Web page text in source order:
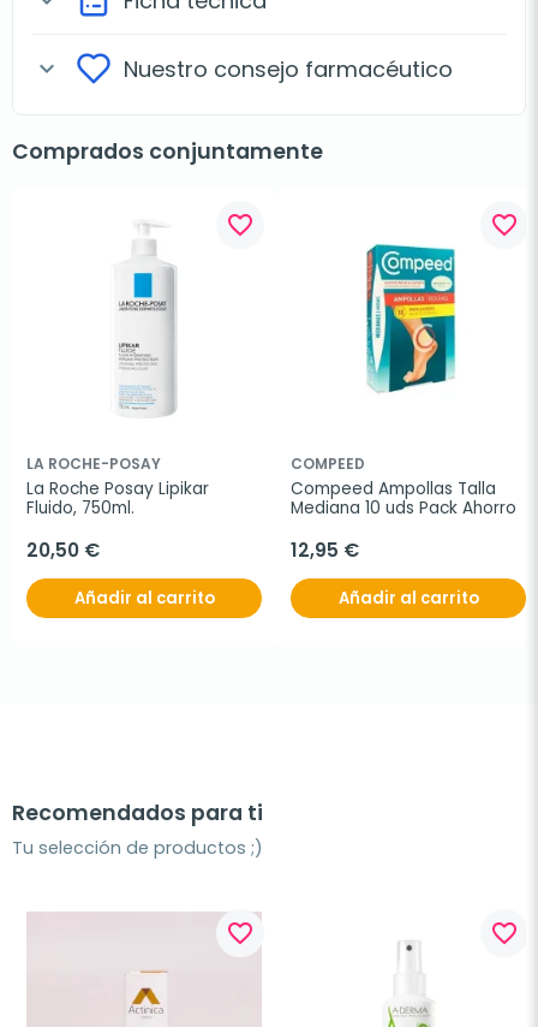
expand_more Nuestro consejo farmacéutico
Comprados conjuntamente
favorite_border
LA ROCHE-POSAY
La Roche Posay Lipikar
Fluido, 750ml.
20,50 €
Añadir al carrito
favorite_border
COMPEED
Compeed Ampollas Talla
Mediana 10 uds Pack Ahorro
12,95 €
Añadir al carrito
Recomendados para ti
Tu selección de productos ;)
favorite_border favorite_border